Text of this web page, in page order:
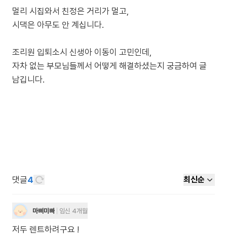
멀리 시집와서 친정은 거리가 멀고,
시댁은 아무도 안 계십니다.
조리원 입퇴소시 신생아 이동이 고민인데,
자차 없는 부모님들께서 어떻게 해결하셨는지 궁금하여 글
남깁니다.
댓글4 최신순
마삐미빠 임신 4개월
저두 렌트하려구요 !